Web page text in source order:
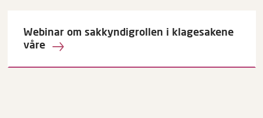
Webinar om sakkyndigrollen i klagesakene
våre